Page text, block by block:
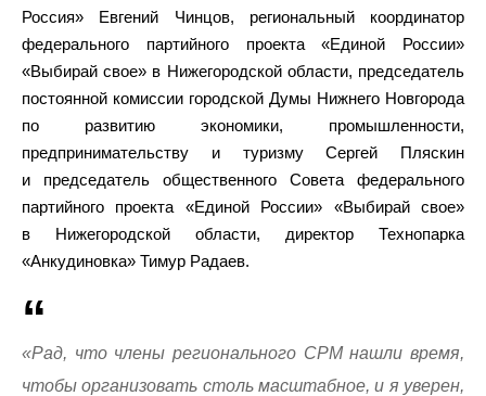
Россия» Евгений Чинцов, региональный координатор
федерального партийного проекта «Единой России»
«Выбирай свое» в Нижегородской области, председатель
постоянной комиссии городской Думы Нижнего Новгорода
по развитию экономики, промышленности,
предпринимательству и туризму Сергей Пляскин
и председатель общественного Совета федерального
партийного проекта «Единой России» «Выбирай свое»
в Нижегородской области, директор Технопарка
«Анкудиновка» Тимур Радаев.
«Рад, что члены регионального СРМ нашли время,
чтобы организовать столь масштабное, и я уверен,